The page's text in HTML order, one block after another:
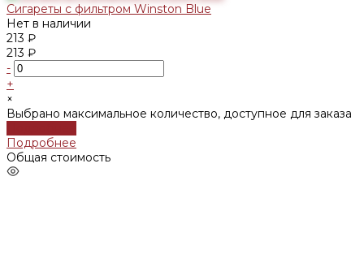
Сигареты с фильтром Winston Blue
Нет в наличии
213 ₽
213 ₽
-
+
×
Выбрано максимальное количество, доступное для заказа
Подробнее
Общая стоимость